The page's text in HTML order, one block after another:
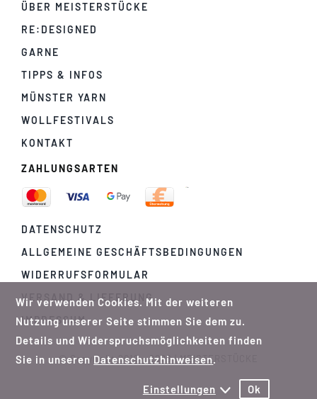
ÜBER MEISTERSTÜCKE
RE:DESIGNED
GARNE
TIPPS & INFOS
MÜNSTER YARN
WOLLFESTIVALS
KONTAKT
ZAHLUNGSARTEN
DATENSCHUTZ
ALLGEMEINE GESCHÄFTSBEDINGUNGEN
WIDERRUFSFORMULAR
VERSAND & LIEFERUNG
IMPRESSUM
© Copyright 2012 - 2026 | MEISTERSTÜCKE
Wir verwenden Cookies. Mit der weiteren
Nutzung unserer Seite stimmen Sie dem zu.
Details und Widerspruchsmöglichkeiten finden
Sie in unseren Datenschutzhinweisen.
Einstellungen Ok